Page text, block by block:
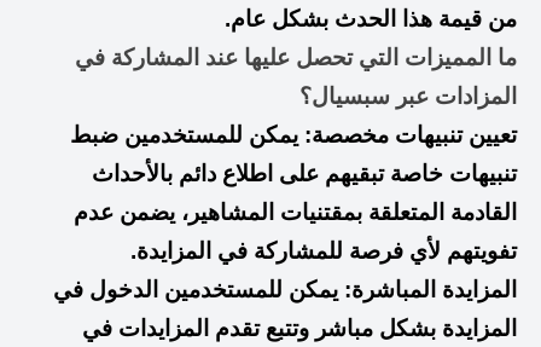
من قيمة هذا الحدث بشكل عام.
ما المميزات التي تحصل عليها عند المشاركة في
المزادات عبر سبسيال؟
تعيين تنبيهات مخصصة: يمكن للمستخدمين ضبط
تنبيهات خاصة تبقيهم على اطلاع دائم بالأحداث
القادمة المتعلقة بمقتنيات المشاهير، يضمن عدم
تفويتهم لأي فرصة للمشاركة في المزايدة.
المزايدة المباشرة: يمكن للمستخدمين الدخول في
المزايدة بشكل مباشر وتتبع تقدم المزايدات في